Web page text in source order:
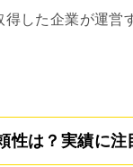
得した企業が運営
は？実績に注